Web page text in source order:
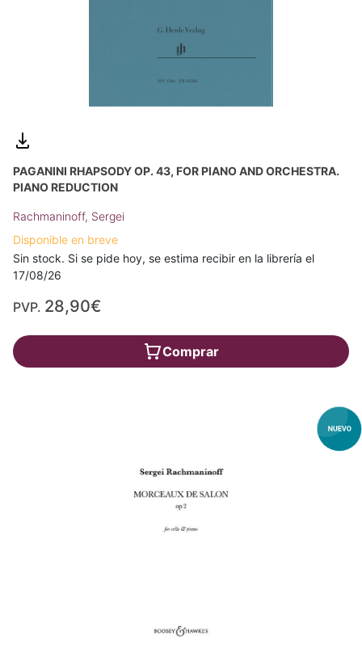
PAGANINI RHAPSODY OP. 43, FOR PIANO AND ORCHESTRA.
PIANO REDUCTION
Rachmaninoff, Sergei
Disponible en breve
Sin stock. Si se pide hoy, se estima recibir en la librería el
17/08/26
PVP. 28,90€
Comprar